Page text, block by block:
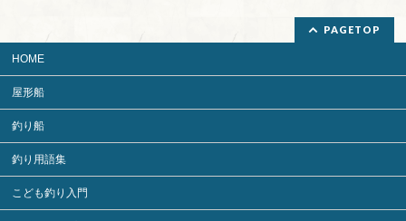
PAGETOP
HOME
屋形船
釣り船
釣り用語集
こども釣り入門